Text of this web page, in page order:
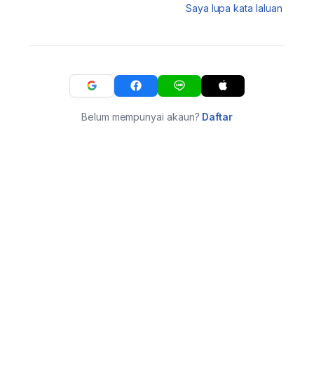
Saya lupa kata laluan
Belum mempunyai akaun? Daftar